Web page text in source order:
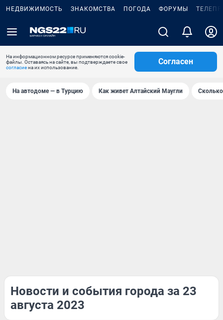
НЕДВИЖИМОСТЬ ЗНАКОМСТВА ПОГОДА ФОРУМЫ
На информационном ресурсе применяются cookie-
файлы. Оставаясь на сайте, вы подтверждаете свое
согласиена их использование.
Согласен
На автодоме — в Турцию Как живет Алтайский Маугли
Новости и события города за 23
августа 2023